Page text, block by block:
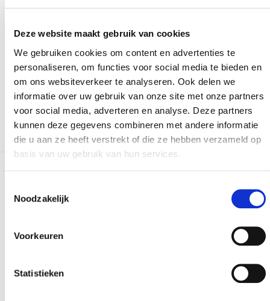
Deze website maakt gebruik van cookies
We gebruiken cookies om content en advertenties te
personaliseren, om functies voor social media te bieden en
om ons websiteverkeer te analyseren. Ook delen we
informatie over uw gebruik van onze site met onze partners
voor social media, adverteren en analyse. Deze partners
kunnen deze gegevens combineren met andere informatie
die u aan ze heeft verstrekt of die ze hebben verzameld op
basis van uw gebruik van hun services.
Noodzakelijk
Voorkeuren
Statistieken
Versturen
Bij het invullen van dit formulier gebruiken we je
gegevens enkel om gevolg te geven aan je vraag of
opmerking. Bekijk ons volledigprivacybeleid.